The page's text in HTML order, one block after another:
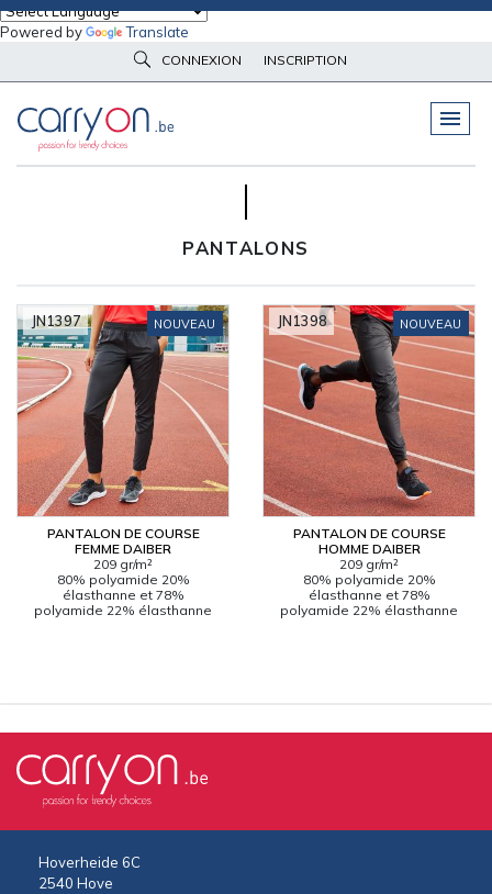
Powered by Translate
CONNEXION INSCRIPTION
PELUCHES & GOODIES
VÊTEMENTS
& BAGAGERIE
VÊTEMENTSD'IMAGE
LINGE DE MAISON
NOUVEAUTÉS
ÉCORESPONSABLE
CARRYON
L'ENTREPRISE
SERVICES
FOIRES ET ÉVÉNEMENTS NETWORKING
BLOG
CONTACT
MESSAGE
Nouveautés Vêtements d'image Pantalons
VOTRE SÉLECTION : 2
GROUPE DE COULEURS
PANTALONS
NOUVEAU
PANTALON DE COURSE
FEMME DAIBER
209 gr/m²
80% polyamide 20%
élasthanne et 78%
polyamide 22% élasthanne
JN1397 NOUVEAU
PANTALON DE COURSE
HOMME DAIBER
209 gr/m²
80% polyamide 20%
élasthanne et 78%
polyamide 22% élasthanne
JN1398
Hoverheide 6C
2540 Hove